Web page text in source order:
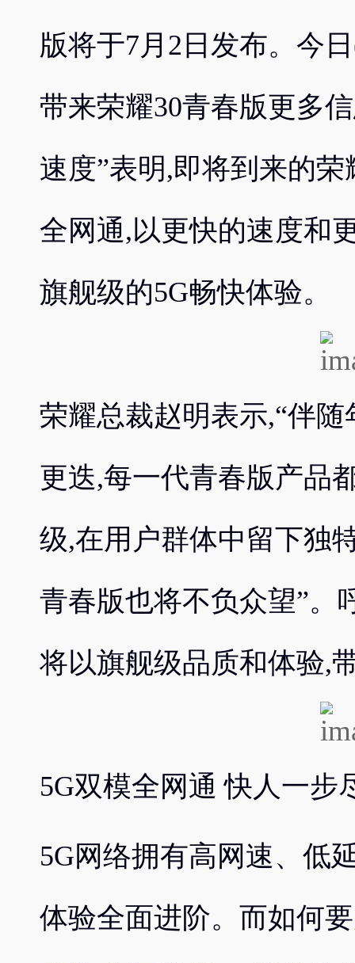
版将于7月2日发布。今
带来荣耀30青春版更多
速度”表明,即将到来的
全网通,以更快的速度和
旗舰级的5G畅快体验。
荣耀总裁赵明表示,“伴
更迭,每一代青春版产品
级,在用户群体中留下独
青春版也将不负众望”。
将以旗舰级品质和体验,
5G双模全网通 快人一步
5G网络拥有高网速、低
体验全面进阶。而如何